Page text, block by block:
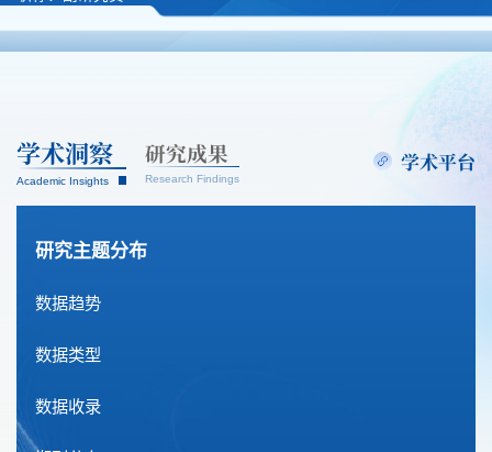
学术洞察
Academic Insights
研究成果
Research Findings
学术平台
研究主题分布
数据趋势
数据类型
数据收录
方珺.校友文化构建与协同育人互动研究——以山东大学齐鲁医学院为例. 文化创新比较研究, 9:105-108,2025.
亓文辉.医改新政背景下山东省医疗器械产业政策研究. 《中国医疗器械信息》, 31:35-40+47,2025.
方珺.以新时代党建引领医学教育高质量发展的路径——以山东大学齐鲁医学院党建实践为例西部学刊:128-131,2025.